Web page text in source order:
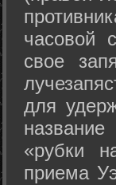
часовой
свое
для
«рубки
приема